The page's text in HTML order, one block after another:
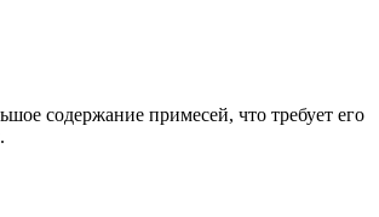
содержание примесей, что требует его